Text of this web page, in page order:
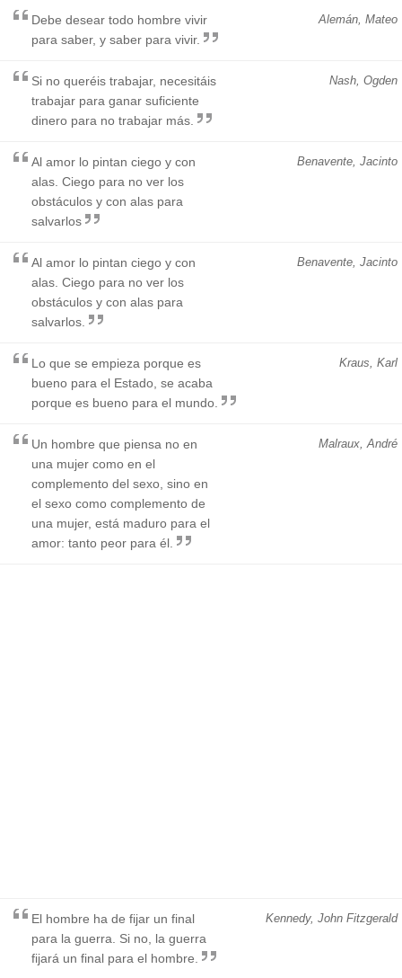
Alemán, Mateo
Debe desear todo hombre vivir
para saber, y saber para vivir.
Nash, Ogden
Si no queréis trabajar, necesitáis
trabajar para ganar suficiente
dinero para no trabajar más.
Benavente, Jacinto
Al amor lo pintan ciego y con
alas. Ciego para no ver los
obstáculos y con alas para
salvarlos
Benavente, Jacinto
Al amor lo pintan ciego y con
alas. Ciego para no ver los
obstáculos y con alas para
salvarlos.
Kraus, Karl
Lo que se empieza porque es
bueno para el Estado, se acaba
porque es bueno para el mundo.
Malraux, André
Un hombre que piensa no en
una mujer como en el
complemento del sexo, sino en
el sexo como complemento de
una mujer, está maduro para el
amor: tanto peor para él.
Kennedy, John Fitzgerald
El hombre ha de fijar un final
para la guerra. Si no, la guerra
fijará un final para el hombre.